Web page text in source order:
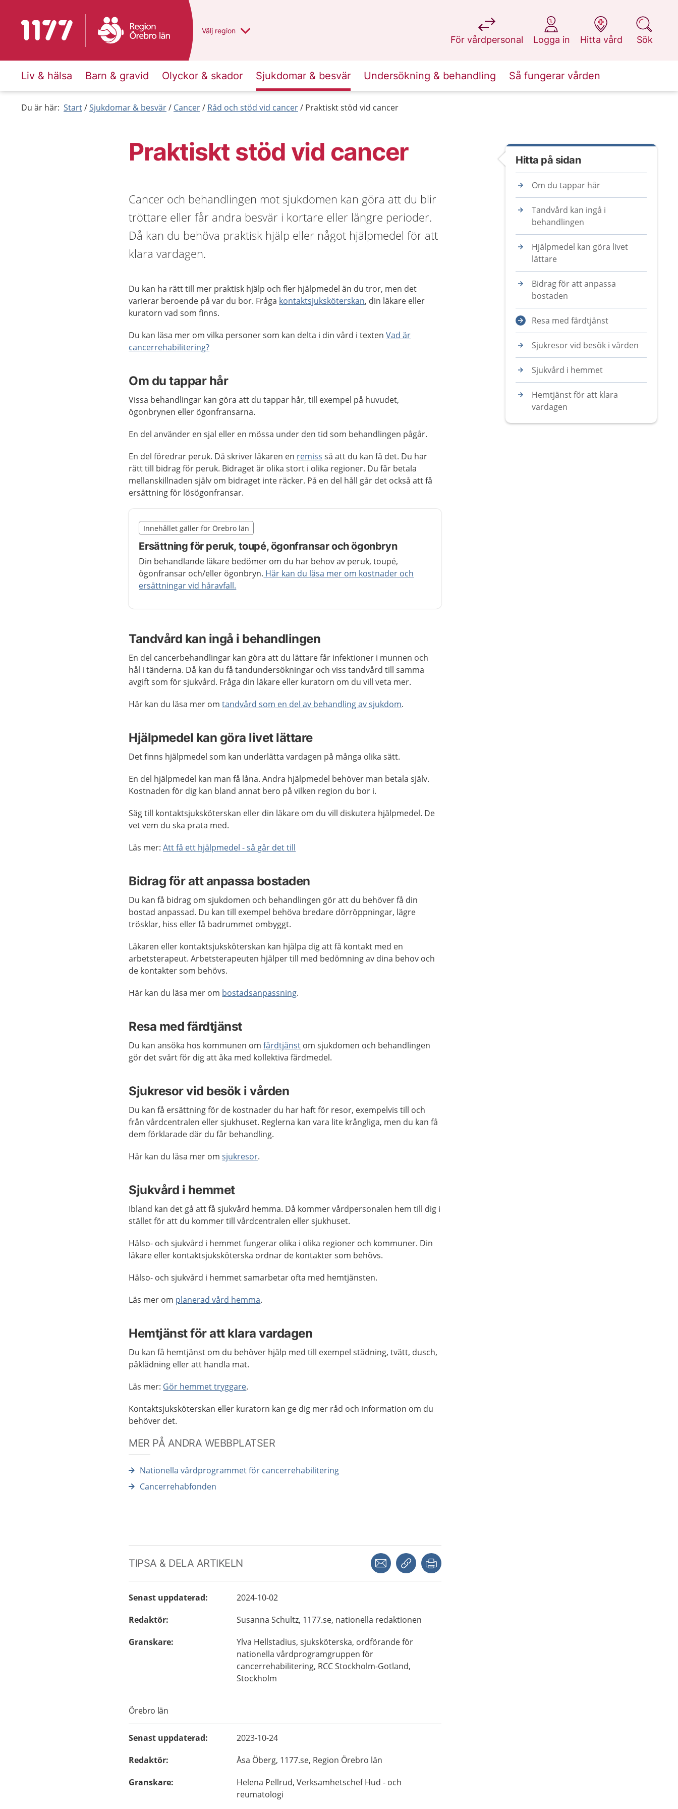
Till startsidan för 1177 Du har valt region
Välj en annan
region
För vårdpersonal
på 1177.se
Logga in
på 1177.se
Hitta vård
på 1177.se
Sök
på 1177.se
Liv & hälsa Barn & gravid Olyckor & skador Sjukdomar & besvär Undersökning & behandling Så fungerar vården
Du är här: Start Sjukdomar & besvär Cancer Råd och stöd vid cancer Praktiskt stöd vid cancer
Praktiskt stöd vid cancer
Cancer och behandlingen mot sjukdomen kan göra att du blir
tröttare eller får andra besvär i kortare eller längre perioder.
Då kan du behöva praktisk hjälp eller något hjälpmedel för att
klara vardagen.
Du kan ha rätt till mer praktisk hjälp och fler hjälpmedel än du tror, men det
varierar beroende på var du bor. Fråga kontaktsjuksköterskan, din läkare eller
kuratorn vad som finns.
Du kan läsa mer om vilka personer som kan delta i din vård i textenVad är
cancerrehabilitering?
Om du tappar hår
Vissa behandlingar kan göra att du tappar hår, till exempel på huvudet,
ögonbrynen eller ögonfransarna.
En del använder en sjal eller en mössa under den tid som behandlingen pågår.
En del föredrar peruk. Då skriver läkaren en remiss så att du kan få det. Du har
rätt till bidrag för peruk. Bidraget är olika stort i olika regioner. Du får betala
mellanskillnaden själv om bidraget inte räcker. På en del håll går det också att få
ersättning för lösögonfransar.
Nedan innehåll gäller region Örebro län
Innehållet gäller för Örebro län
Ersättning för peruk, toupé, ögonfransar och ögonbryn
Din behandlande läkare bedömer om du har behov av peruk, toupé,
ögonfransar och/eller ögonbryn. Här kan du läsa mer om kostnader och
ersättningar vid håravfall.
Slut på det regionala tillägget från region Örebro län
Tandvård kan ingå i behandlingen
En del cancerbehandlingar kan göra att du lättare får infektioner i munnen och
hål i tänderna. Då kan du få tandundersökningar och viss tandvård till samma
avgift som för sjukvård. Fråga din läkare eller kuratorn om du vill veta mer.
Här kan du läsa mer omtandvård som en del av behandling av sjukdom.
Hjälpmedel kan göra livet lättare
Det finns hjälpmedel som kan underlätta vardagen på många olika sätt.
En del hjälpmedel kan man få låna. Andra hjälpmedel behöver man betala själv.
Kostnaden för dig kan bland annat bero på vilken region du bor i.
Säg till kontaktsjuksköterskan eller din läkare om du vill diskutera hjälpmedel. De
vet vem du ska prata med.
Läs mer:Att få ett hjälpmedel - så går det till
Bidrag för att anpassa bostaden
Du kan få bidrag om sjukdomen och behandlingen gör att du behöver få din
bostad anpassad. Du kan till exempel behöva bredare dörröppningar, lägre
trösklar, hiss eller få badrummet ombyggt.
Läkaren eller kontaktsjuksköterskan kan hjälpa dig att få kontakt med en
arbetsterapeut. Arbetsterapeuten hjälper till med bedömning av dina behov och
de kontakter som behövs.
Här kan du läsa mer om bostadsanpassning.
Resa med färdtjänst
Du kan ansöka hos kommunen omfärdtjänst om sjukdomen och behandlingen
gör det svårt för dig att åka med kollektiva färdmedel.
Sjukresor vid besök i vården
Du kan få ersättning för de kostnader du har haft för resor, exempelvis till och
från vårdcentralen eller sjukhuset. Reglerna kan vara lite krångliga, men du kan få
dem förklarade där du får behandling.
Här kan du läsa mer omsjukresor.
Sjukvård i hemmet
Ibland kan det gå att få sjukvård hemma. Då kommer vårdpersonalen hem till dig i
stället för att du kommer till vårdcentralen eller sjukhuset.
Hälso- och sjukvård i hemmet fungerar olika i olika regioner och kommuner. Din
läkare eller kontaktsjuksköterska ordnar de kontakter som behövs.
Hälso- och sjukvård i hemmet samarbetar ofta med hemtjänsten.
Läs mer om planerad vård hemma.
Hemtjänst för att klara vardagen
Du kan få hemtjänst om du behöver hjälp med till exempel städning, tvätt, dusch,
påklädning eller att handla mat.
Läs mer: Gör hemmet tryggare.
Kontaktsjuksköterskan eller kuratorn kan ge dig mer råd och information om du
behöver det.
MER PÅ ANDRA WEBBPLATSER
Nationella vårdprogrammet för cancerrehabilitering
Cancerrehabfonden
TIPSA & DELA ARTIKELN Dela via mejlKopiera länk
Senast uppdaterad:
2024-10-02
Redaktör: Susanna Schultz, 1177.se, nationella redaktionen
Granskare: Ylva Hellstadius, sjuksköterska, ordförande för
nationella vårdprogramgruppen för
cancerrehabilitering, RCC Stockholm-Gotland,
Stockholm
Örebro län
Senast uppdaterad:
2023-10-24
Redaktör: Åsa Öberg, 1177.se, Region Örebro län
Granskare: Helena Pellrud, Verksamhetschef Hud - och
reumatologi
Hitta på sidan
Om du tappar hår
Tandvård kan ingå i
behandlingen
Hjälpmedel kan göra livet
lättare
Bidrag för att anpassa
bostaden
Resa med färdtjänst
Sjukresor vid besök i vården
Sjukvård i hemmet
Hemtjänst för att klara
vardagen